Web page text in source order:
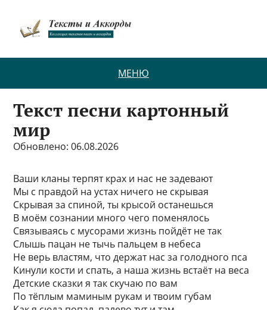
МЕНЮ
Текст песни картонный
мир
Обновлено: 06.08.2026
Ваши кланы терпят крах и нас не задевают
Мы с правдой на устах ничего не скрывая
Скрывая за спиной, ты крысой останешься
В моём сознании много чего поменялось
Связываясь с мусорами жизнь пойдёт не так
Слышь пацан не тычь пальцем в небеса
Не верь властям, что держат нас за голодного пса
Кинули кости и спать, а наша жизнь встаёт на веса
Детские сказки я так скучаю по вам
По тёплым маминым рукам и твоим губам